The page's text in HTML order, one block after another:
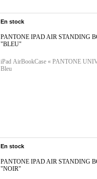
En stock
PANTONE IPAD AIR STANDING
"BLEU"
iPad AirBookCase « PANTONE
Bleu
En stock
PANTONE IPAD AIR STANDING
"NOIR"